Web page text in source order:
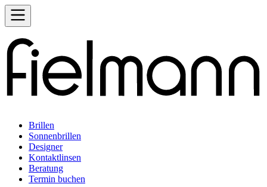
Brillen
Sonnenbrillen
Designer
Kontaktlinsen
Beratung
Termin buchen